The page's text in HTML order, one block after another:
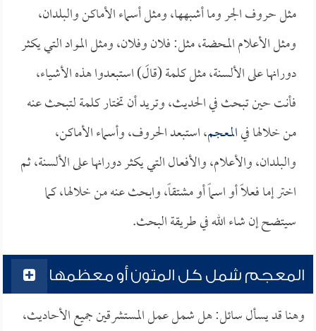
مثل حروف الجر وما أشبهها، ومثل أسماء الأماكن والبلدان،
ومثل الأعلام المحضة، مثل: فلان وفلان، ومثل المواد التي يكثر
دورانها على الألسنة، مثل كلمة (قالَ) استبعدوا هذه الأشياء،
فأنت حين تبحث في الحديث، وتريد أن تختار كلمة لتبحث عنه
من خلالها فيالمعجم، استبعد الحروف، وأسماء الأماكن،
والبلدان، والأعلام، والأفعال التي يكثر دورانها على الألسنة، ثم
اختر إما فعلاً أو اسماً أو مشتقاً، وابحث عنه من خلالها، كما
سيتضح إن شاء الله في طريقة البحث.
المعجم شمل كل المتون أو معظمها
وهنا قد يسأل سائل: هل شمل عمل المستشرقين جميع الأحاديث،